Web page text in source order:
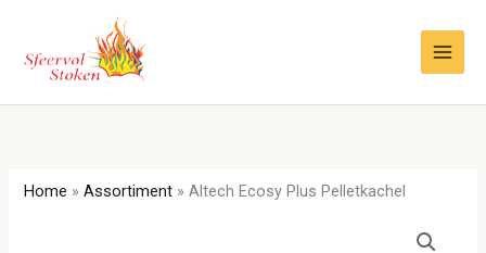
inhoud
Home »Assortiment »Altech Ecosy Plus Pelletkachel